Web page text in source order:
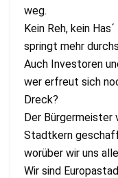
weg.
Kein Reh, kein Has´
springt mehr
Auch Investoren
wer erfreut sich
Dreck?
Der Bürgermeister
Stadtkern
worüber wir uns
Wir sind